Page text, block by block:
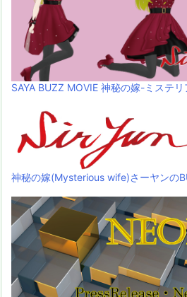
SAYA BUZZ MOVIE 神秘の嫁-ミステ
神秘の嫁(Mysterious wife)さーヤンの